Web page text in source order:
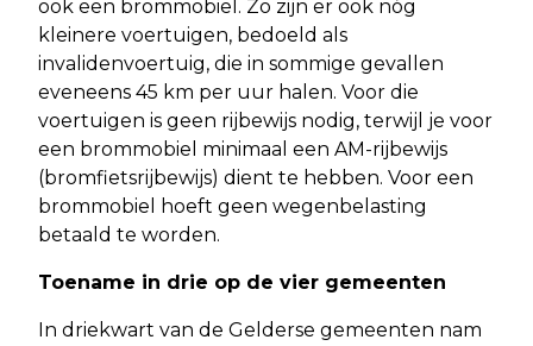
ook een brommobiel. Zo zijn er ook nóg
kleinere voertuigen, bedoeld als
invalidenvoertuig, die in sommige gevallen
eveneens 45 km per uur halen. Voor die
voertuigen is geen rijbewijs nodig, terwijl je voor
een brommobiel minimaal een AM-rijbewijs
(bromfietsrijbewijs) dient te hebben. Voor een
brommobiel hoeft geen wegenbelasting
betaald te worden.
Toename in drie op de vier gemeenten
In driekwart van de Gelderse gemeenten nam